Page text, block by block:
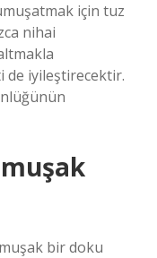
için tuz
nihai
de iyileştirecektir.
bir doku